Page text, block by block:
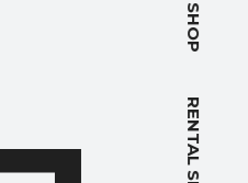
SHOP